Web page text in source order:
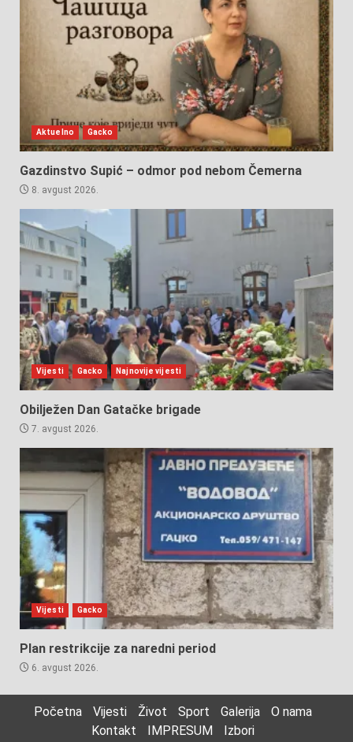
Aktuelno Gacko
Gazdinstvo Supić – odmor pod nebom Čemerna
8. avgust 2026.
Vijesti Gacko Najnovije vijesti
Obilježen Dan Gatačke brigade
7. avgust 2026.
Vijesti Gacko
Plan restrikcije za naredni period
6. avgust 2026.
Početna Vijesti Život Sport Galerija
O nama
Kontakt
IMPRESUM Izbori